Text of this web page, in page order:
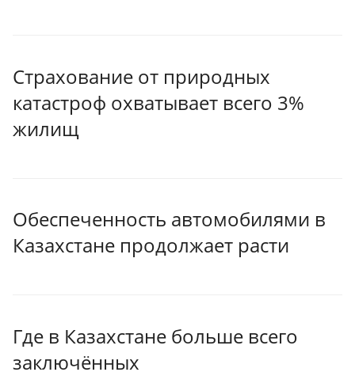
Страхование от природных
катастроф охватывает всего 3%
жилищ
Обеспеченность автомобилями в
Казахстане продолжает расти
Где в Казахстане больше всего
заключённых